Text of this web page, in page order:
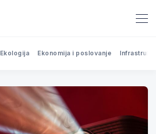
Ekologija Ekonomija i poslovanje